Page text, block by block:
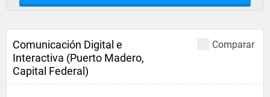
Comparar
Comunicación Digital e
Interactiva (Puerto Madero,
Capital Federal)